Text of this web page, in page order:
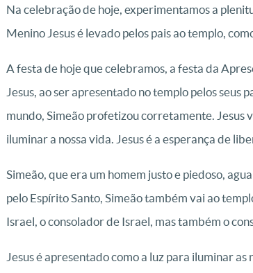
Na celebração de hoje, experimentamos a
Menino Jesus é levado pelos pais ao templo,
A festa de hoje que celebramos, a festa da
Jesus, ao ser apresentado no templo pelos seus
mundo, Simeão profetizou corretamente. Jesus
iluminar a nossa vida. Jesus é a esperança de
Simeão, que era um homem justo e piedoso,
pelo Espírito Santo, Simeão também vai ao
Israel, o consolador de Israel, mas também o
Jesus é apresentado como a luz para iluminar